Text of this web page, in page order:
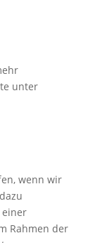
unter
wenn wir
Rahmen der